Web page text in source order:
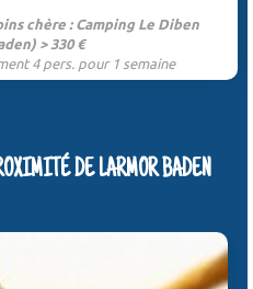
chère : Camping Le Diben
> 330 €
4 pers. pour 1 semaine
DE LARMOR BADEN